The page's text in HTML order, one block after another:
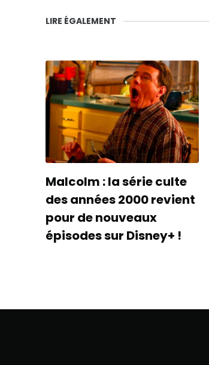
LIRE ÉGALEMENT
Malcolm : la série culte
des années 2000 revient
pour de nouveaux
épisodes sur Disney+ !